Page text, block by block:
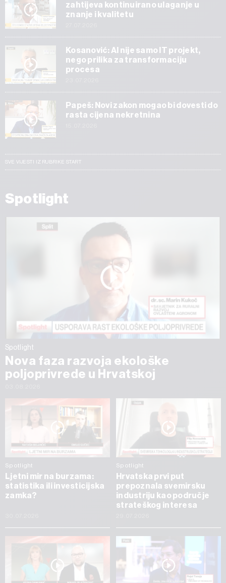
zahtijeva kontinuirano ulaganje u
znanje i kvalitetu
Kosanović: AI nije samo IT projekt,
nego prilika za transformaciju
procesa
Papeš: Novi zakon mogao bi dovesti do
rasta cijena nekretnina
SVE VIJESTI IZ RUBRIKE START
Spotlight
Spotlight
Nova faza razvoja ekološke
poljoprivrede u Hrvatskoj
Spotlight
Ljetni mir na burzama:
statistika ili investicijska
zamka?
Spotlight
Hrvatska prvi put
prepoznala svemirsku
industriju kao područje
strateškog interesa